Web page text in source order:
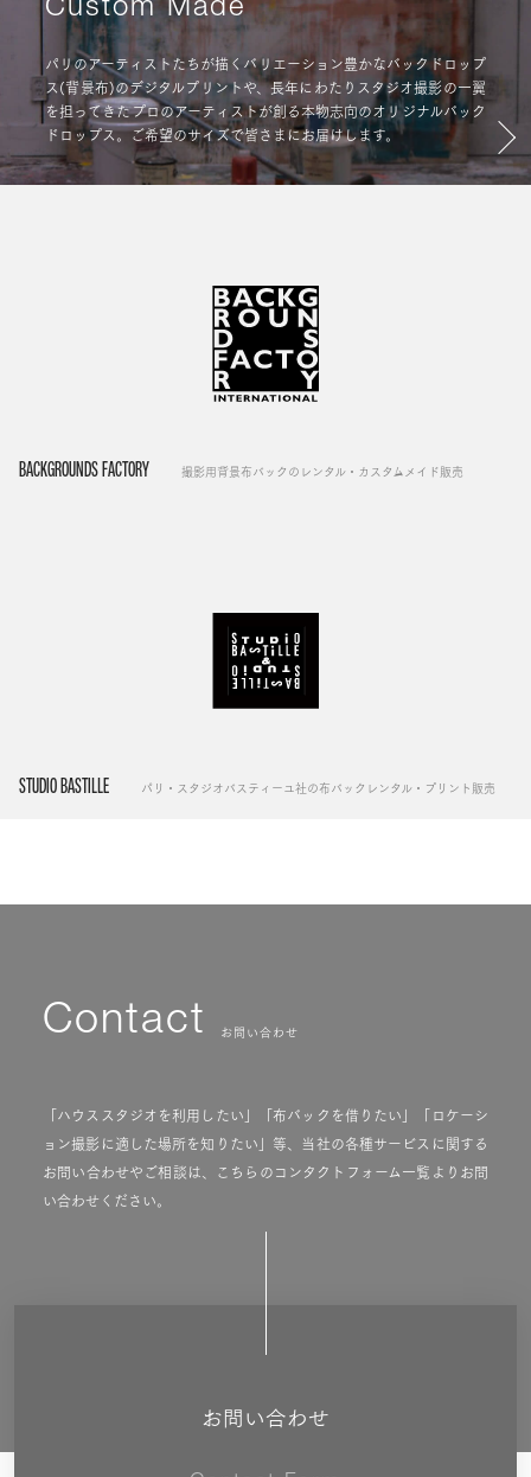
Custom Made
パリのアーティストたちが描くバリエーション豊かなバックドロップ
ス(背景布)のデジタルプリントや、長年にわたりスタジオ撮影の一翼
を担ってきたプロのアーティストが創る本物志向のオリジナルバック
ドロップス。ご希望のサイズで皆さまにお届けします。
BACKGROUNDS FACTORY 撮影用背景布バックのレンタル・カスタムメイド販売
STUDIO BASTILLE パリ・スタジオバスティーユ社の布バックレンタル・プリント販売
Contact お問い合わせ
「ハウススタジオを利用したい」「布バックを借りたい」「ロケーシ
ョン撮影に適した場所を知りたい」等、当社の各種サービスに関する
お問い合わせやご相談は、こちらのコンタクトフォーム一覧よりお問
い合わせください。
お問い合わせ